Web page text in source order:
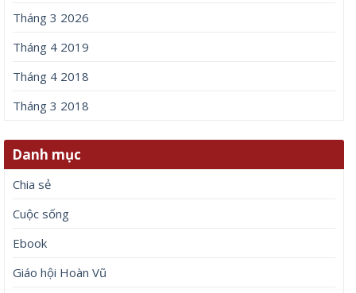
Tháng 3 2026
Tháng 4 2019
Tháng 4 2018
Tháng 3 2018
Danh mục
Chia sẻ
Cuộc sống
Ebook
Giáo hội Hoàn Vũ